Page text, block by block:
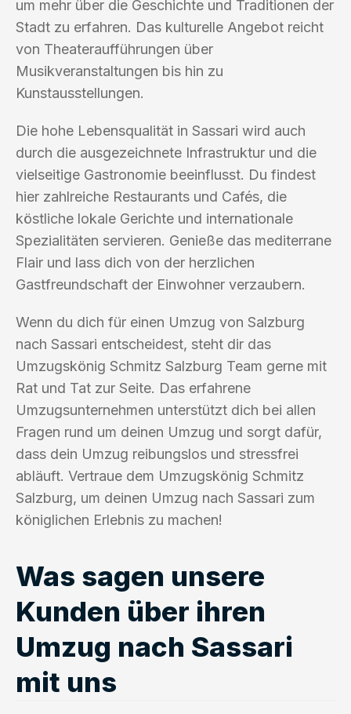
um mehr über die Geschichte und Traditionen der
Stadt zu erfahren. Das kulturelle Angebot reicht
von Theateraufführungen über
Musikveranstaltungen bis hin zu
Kunstausstellungen.
Die hohe Lebensqualität in Sassari wird auch
durch die ausgezeichnete Infrastruktur und die
vielseitige Gastronomie beeinflusst. Du findest
hier zahlreiche Restaurants und Cafés, die
köstliche lokale Gerichte und internationale
Spezialitäten servieren. Genieße das mediterrane
Flair und lass dich von der herzlichen
Gastfreundschaft der Einwohner verzaubern.
Wenn du dich für einen Umzug von Salzburg
nach Sassari entscheidest, steht dir das
Umzugskönig Schmitz Salzburg Team gerne mit
Rat und Tat zur Seite. Das erfahrene
Umzugsunternehmen unterstützt dich bei allen
Fragen rund um deinen Umzug und sorgt dafür,
dass dein Umzug reibungslos und stressfrei
abläuft. Vertraue dem Umzugskönig Schmitz
Salzburg, um deinen Umzug nach Sassari zum
königlichen Erlebnis zu machen!
Was sagen unsere
Kunden über ihren
Umzug nach Sassari
mit uns